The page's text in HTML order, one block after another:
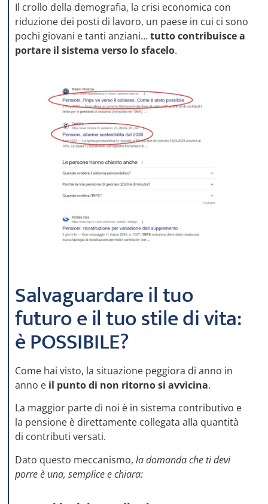
Il crollo della demografia, la crisi economica con
riduzione dei posti di lavoro, un paese in cui ci sono
pochi giovani e tanti anziani…tutto contribuisce a
portare il sistema verso lo sfacelo.
Salvaguardare il tuo
futuro e il tuo stile di vita:
è POSSIBILE?
Come hai visto, la situazione peggiora di anno in
anno e il punto di non ritorno si avvicina.
La maggior parte di noi è in sistema contributivo e
la pensione è direttamente collegata alla quantità
di contributi versati.
Dato questo meccanismo,la domanda che ti devi
porre è una, semplice e chiara: